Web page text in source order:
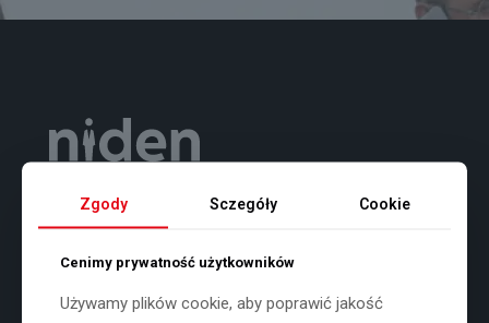
Niden contracting sp. z o.o.
Zgody Sczegóły Cookie
Cenimy prywatność użytkowników
Używamy plików cookie, aby poprawić jakość